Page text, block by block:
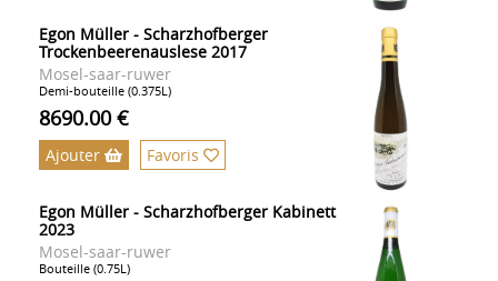
Egon Müller - Scharzhofberger
Trockenbeerenauslese 2017
Mosel-saar-ruwer
Demi-bouteille (0.375L)
8690.00 €
Ajouter Favoris
Egon Müller - Scharzhofberger Kabinett
2023
Mosel-saar-ruwer
Bouteille (0.75L)